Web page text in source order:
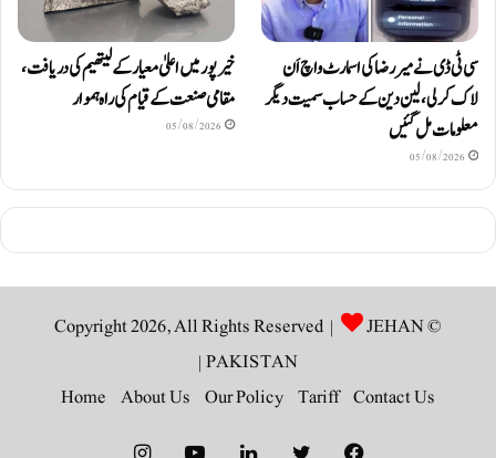
سی ٹی ڈی نے میر رضا کی اسمارٹ واچ اَن
لاک کرلی، لین دین کے حساب سمیت دیگر
معلومات مل گئیں
05/08/2026
خیرپور میں اعلیٰ معیار کے لیتھیم کی دریافت،
مقامی صنعت کے قیام کی راہ ہموار
05/08/2026
© Copyright 2026, All Rights Reserved |
JEHAN
PAKISTAN
|
Contact Us
Tariff
Our Policy
About Us
Home
Facebook
Twitter
LinkedIn
YouTube
Instagram